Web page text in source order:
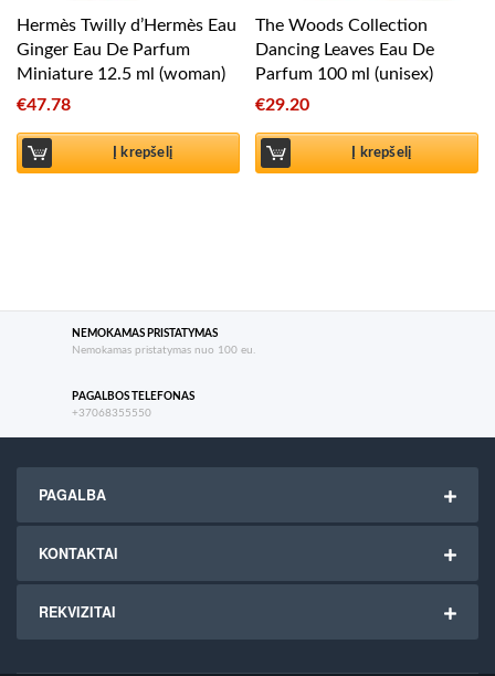
Hermès Twilly d’Hermès Eau
Ginger Eau De Parfum
Miniature 12.5 ml (woman)
€47.78
Į krepšelį
The Woods Collection
Dancing Leaves Eau De
Parfum 100 ml (unisex)
€29.20
Į krepšelį
NEMOKAMAS PRISTATYMAS
Nemokamas pristatymas nuo 100 eu.
PAGALBOS TELEFONAS
+37068355550
PAGALBA
KONTAKTAI
REKVIZITAI